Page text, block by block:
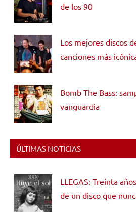
de los 90
Los mejores discos
canciones más
Bomb The Bass:
vanguardia
ÚLTIMAS NOTICIAS
LLEGAS: Treinta
de un disco que